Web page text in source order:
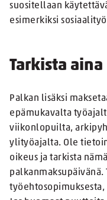
suositellaan
esimerkiksi
Tarkista
Palkan lisäksi
epämukavalta
viikonlopuilta,
ylityöajalta. Ole
oikeus ja tarkista